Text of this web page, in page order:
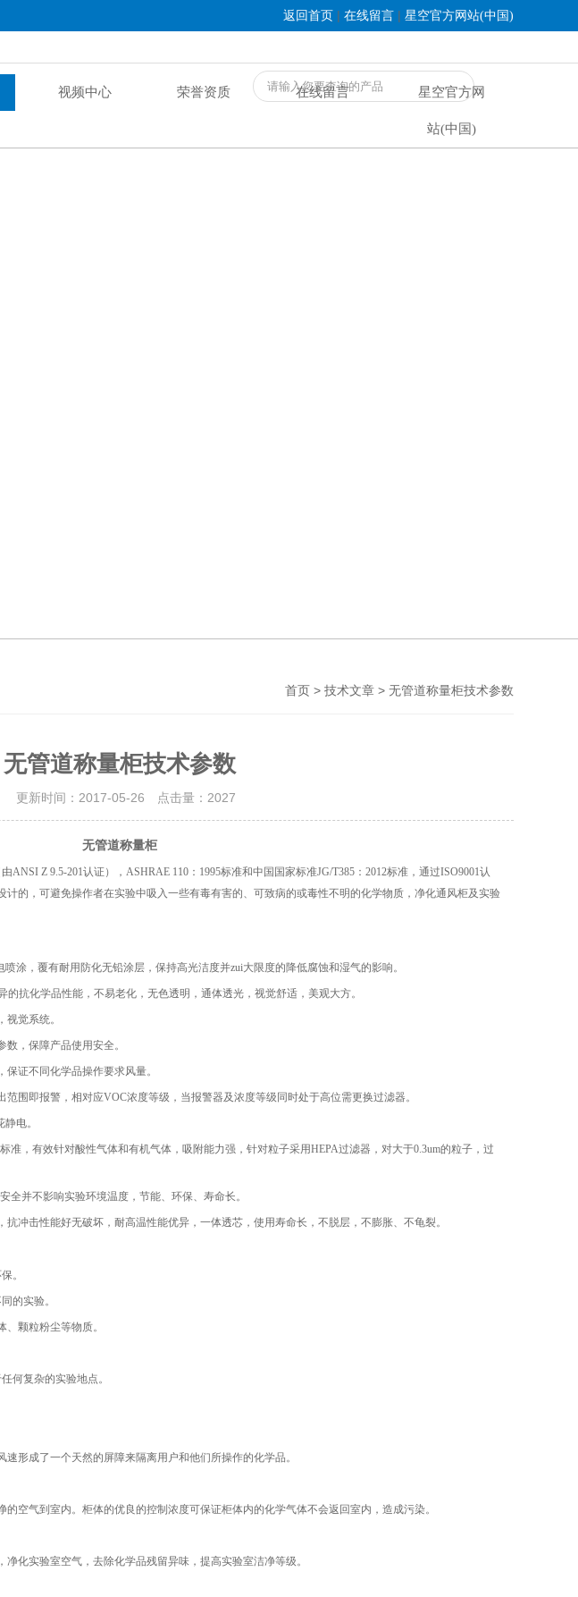
返回首页 | 在线留言 | 星空官方网站(中国)
视频中心 荣誉资质 在线留言 星空官方网
站(中国)
首页 > 技术文章 > 无管道称量柜技术参数
无管道称量柜技术参数
更新时间：2017-05-26 点击量： 2027
无管道称量柜
ANSI Z 9.5-201认证），ASHRAE 110：1995标准和中国国家标准JG/T385：2012标准，通过ISO9001认
的，可避免操作者在实验中吸入一些有毒有害的、可致病的或毒性不明的化学物质，净化通风柜及实验
涂，覆有耐用防化无铅涂层，保持高光洁度并zui大限度的降低腐蚀和湿气的影响。
的抗化学品性能，不易老化，无色透明，通体透光，视觉舒适，美观大方。
觉系统。
，保障产品使用安全。
证不同化学品操作要求风量。
围即报警，相对应VOC浓度等级，当报警器及浓度等级同时处于高位需更换过滤器。
电。
准，有效针对酸性气体和有机气体，吸附能力强，针对粒子采用HEPA过滤器，对大于0.3um的粒子，过
全并不影响实验环境温度， 节能、环保、寿命长。
冲击性能好无破坏，耐高温性能优异，一体透芯，使用寿命长，不脱层，不膨胀、不龟裂。
。
的实验。
颗粒粉尘等物质。
何复杂的实验地点。
形成了一个天然的屏障来隔离用户和他们所操作的化学品。
空气到室内。柜体的优良的控制浓度可保证柜体内的化学气体不会返回室内，造成污染。
化实验室空气，去除化学品残留异味，提高实验室洁净等级。